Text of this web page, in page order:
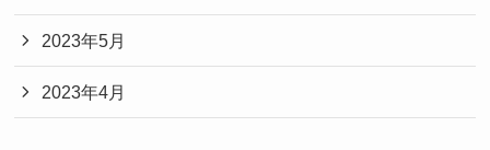
2023年5月
2023年4月